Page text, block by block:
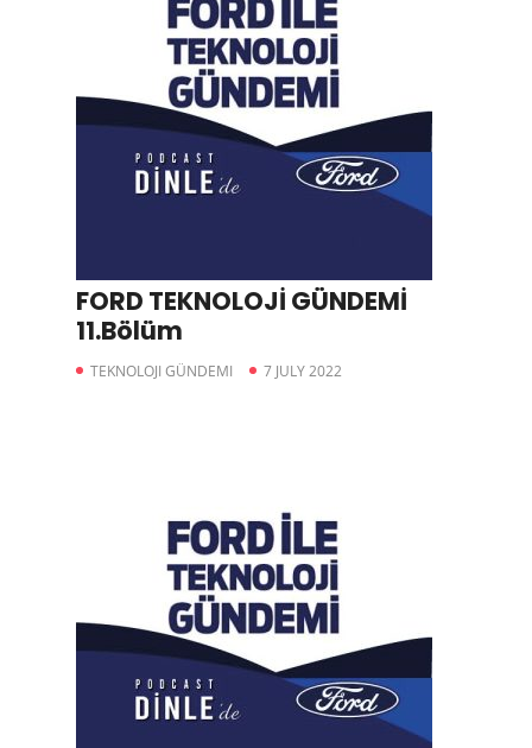
FORD TEKNOLOJİ GÜNDEMİ
11.Bölüm
TEKNOLOJI GÜNDEMI 7 JULY 2022